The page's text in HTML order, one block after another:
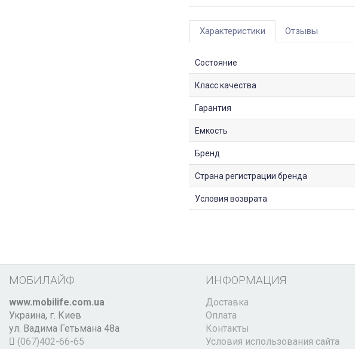
Характеристики Отзывы
Состояние
Класс качества
Гарантия
Емкость
Бренд
Страна регистрации бренда
Условия возврата
МОБИЛАЙФ
www.mobilife.com.ua
Украина, г. Киев
ул. Вадима Гетьмана 48а
(067)402-66-65
ИНФОРМАЦИЯ
Доставка
Оплата
Контакты
Условия использования сайта